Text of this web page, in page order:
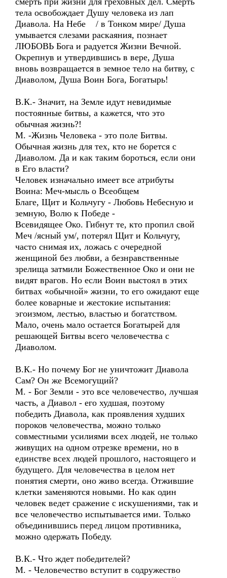
тела освобождает Душу человека из лап
Диавола. На Небе / в Тонком мире/ Душа
умывается слезами раскаяния, познает
ЛЮБОВЬ Бога и радуется Жизни Вечной.
Окрепнув и утвердившись в вере, Душа
вновь возвращается в земное тело на битву, с
Диаволом, Душа Воин Бога, Богатырь!
В.К.- Значит, на Земле идут невидимые
постоянные битвы, а кажется, что это
обычная жизнь?!
М. -Жизнь Человека - это поле Битвы.
Обычная жизнь для тех, кто не борется с
Диаволом. Да и как таким бороться, если они
в Его власти?
Человек изначально имеет все атрибуты
Воина: Меч-мысль о Всеобщем
Благе, Щит и Кольчугу - Любовь Небесную и
земную, Волю к Победе -
Всевидящее Око. Гибнут те, кто пропил свой
Меч /ясный ум/, потерял Щит и Кольчугу,
часто снимая их, ложась с очередной
женщиной без любви, а безнравственные
зрелища затмили Божественное Око и они не
видят врагов. Но если Воин выстоял в этих
битвах «обычной» жизни, то его ожидают еще
более коварные и жестокие испытания:
эгоизмом, лестью, властью и богатством.
Мало, очень мало остается Богатырей для
решающей Битвы всего человечества с
Диаволом.
В.К.- Но почему Бог не уничтожит Диавола
Сам? Он же Всемогущий?
М. - Бог Земли - это все человечество, лучшая
часть, а Диавол - его худшая, поэтому
победить Диавола, как проявления худших
пороков человечества, можно только
совместными усилиями всех людей, не только
живущих на одном отрезке времени, но в
единстве всех людей прошлого, настоящего и
будущего. Для человечества в целом нет
понятия смерти, оно живо всегда. Отжившие
клетки заменяются новыми. Но как один
человек ведет сражение с искушениями, так и
все человечество испытывается ими. Только
объединившись перед лицом противника,
можно одержать Победу.
В.К.- Что ждет победителей?
М. - Человечество вступит в содружество